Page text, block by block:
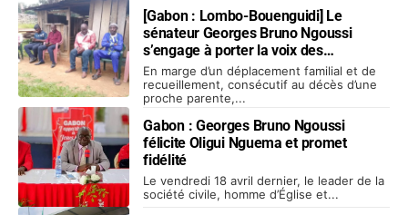
[Gabon : Lombo-Bouenguidi] Le
sénateur Georges Bruno Ngoussi
s’engage à porter la voix des
populations au Président Oligui
Nguema
En marge d’un déplacement familial et de
recueillement, consécutif au décès d’une
proche parente,...
Gabon : Georges Bruno Ngoussi
félicite Oligui Nguema et promet
fidélité
Le vendredi 18 avril dernier, le leader de la
société civile, homme d’Église et...